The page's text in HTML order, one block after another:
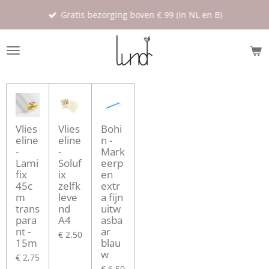
de
Gratis bezorging boven € 99 (in NL en B)
Vlies
eline
-
Lami
fix
45c
m
trans
para
nt -
15m
€ 2,75
Vlies
eline
-
Soluf
ix
zelfk
leve
nd
A4
€ 2,50
Bohi
n -
Mark
eerp
en
extr
a fijn
uitw
asba
ar
blau
w